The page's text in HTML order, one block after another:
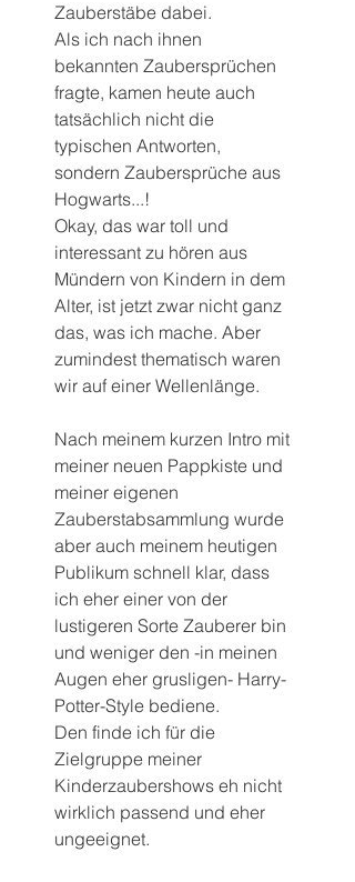
Zauberstäbe dabei.
Als ich nach ihnen
bekannten Zaubersprüchen
fragte, kamen heute auch
tatsächlich nicht die
typischen Antworten,
sondern Zaubersprüche aus
Hogwarts...!
Okay, das war toll und
interessant zu hören aus
Mündern von Kindern in dem
Alter, ist jetzt zwar nicht ganz
das, was ich mache. Aber
zumindest thematisch waren
wir auf einer Wellenlänge.
Nach meinem kurzen Intro mit
meiner neuen Pappkiste und
meiner eigenen
Zauberstabsammlung wurde
aber auch meinem heutigen
Publikum schnell klar, dass
ich eher einer von der
lustigeren Sorte Zauberer bin
und weniger den -in meinen
Augen eher grusligen- Harry-
Potter-Style bediene.
Den finde ich für die
Zielgruppe meiner
Kinderzaubershows eh nicht
wirklich passend und eher
ungeeignet.